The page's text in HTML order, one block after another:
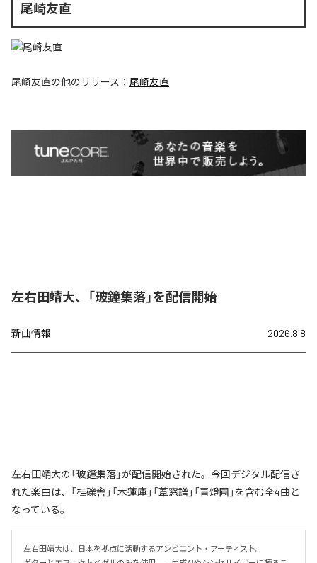
尾崎友直
尾崎友直の他のリリース： 尾崎友直
左右田靖大、「玻鐘集落」を配信開始
新曲情報 2026.8.8
左右田靖大の「玻鐘集落」が配信開始された。今回デジタル配信さ
れた楽曲は、「桂礫舎」「木蓮庫」「葦窓譜」「青燈圃」を含む全4曲と
なっている。
左右田靖大は、日本を拠点に活動するアンビエント・アーティスト。